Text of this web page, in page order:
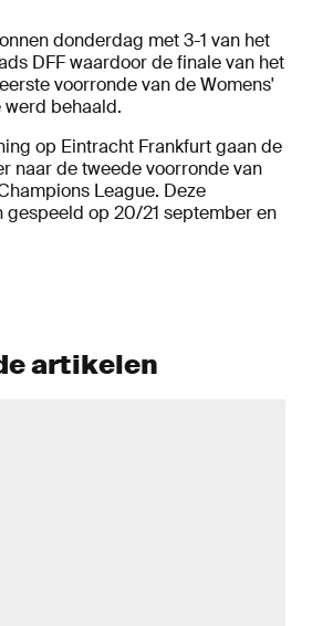
donderdag met 3-1 van het
DFF waardoor de finale van het
voorronde van de Womens'
behaald.
op Eintracht Frankfurt gaan de
naar de tweede voorronde van
League. Deze
op 20/21 september en
artikelen